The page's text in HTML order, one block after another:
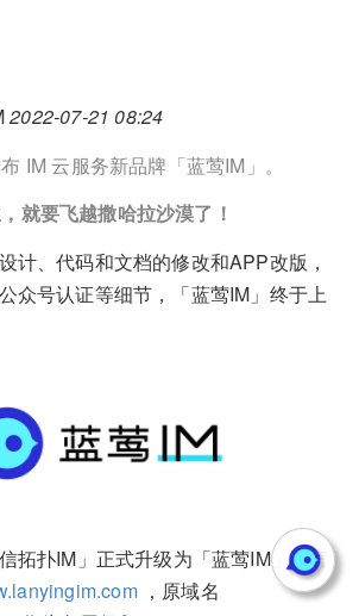
2022-07-21 08:24
IM 云服务新品牌「蓝莺IM」。
就要飞越撒哈拉沙漠了！
计、代码和文档的修改和APP改版，
众号认证等细节，「蓝莺IM」终于上
拓扑IM」正式升级为「蓝莺IM」，官
，原域名